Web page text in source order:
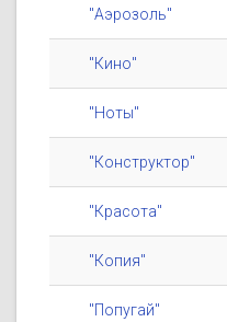
"Аэрозоль"
"Кино"
"Ноты"
"Конструктор"
"Красота"
"Копия"
"Попугай"